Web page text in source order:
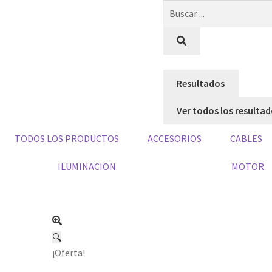
Resultados
Ver todos los
TODOS LOS PRODUCTOS ACCESORIOS CABLES
ILUMINACION MOTOR
🔍
¡Oferta!